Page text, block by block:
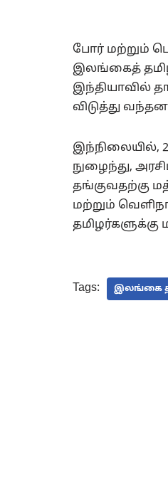
போர் மற்றும்
இலங்கைத்
இந்தியாவில்
விடுத்து
இந்நிலையில்,
நுழைந்து,
தங்குவதற்கு
மற்றும்
தமிழர்களுக்கு
Tags: இலங்கை